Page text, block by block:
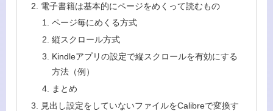
電子書籍は基本的にページをめくって読むもの
ページ毎にめくる方式
縦スクロール方式
Kindleアプリの設定で縦スクロールを有効にする
方法（例）
まとめ
見出し設定をしていないファイルをCalibreで変換す